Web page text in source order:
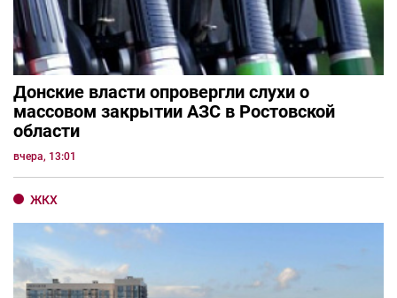
Донские власти опровергли слухи о
массовом закрытии АЗС в Ростовской
области
вчера, 13:01
ЖКХ